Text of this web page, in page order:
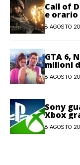
Call of
e orario
8 AGOSTO
GTA 6,
milioni
gioco
8 AGOSTO
Sony
Xbox
8 AGOSTO